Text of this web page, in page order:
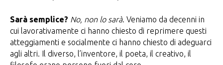
Sarà semplice? No, non lo sarà. Veniamo da decenni in
cui lavorativamente ci hanno chiesto di reprimere questi
atteggiamenti e socialmente ci hanno chiesto di adeguarci
agli altri. Il diverso, l’inventore, il poeta, il creativo, il